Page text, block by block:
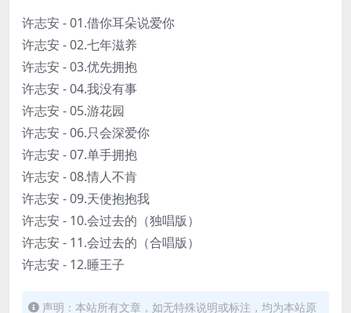
许志安 - 01.借你耳朵说爱你
许志安 - 02.七年滋养
许志安 - 03.优先拥抱
许志安 - 04.我没有事
许志安 - 05.游花园
许志安 - 06.只会深爱你
许志安 - 07.单手拥抱
许志安 - 08.情人不肯
许志安 - 09.天使抱抱我
许志安 - 10.会过去的（独唱版）
许志安 - 11.会过去的（合唱版）
许志安 - 12.睡王子
声明：本站所有文章，如无特殊说明或标注，均为本站原